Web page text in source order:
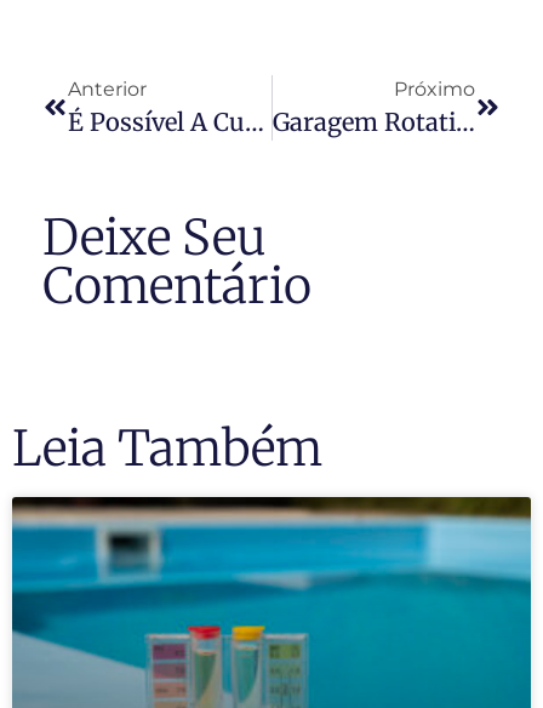
Anterior
É Possível A Cumulação Da Multa Contratual Moratória E De Indenização Por Perdas E Danosimóvel Que Impõe Arbitragem Compulsória
Próximo
Garagem Rotativa
Deixe Seu
Comentário
Leia Também